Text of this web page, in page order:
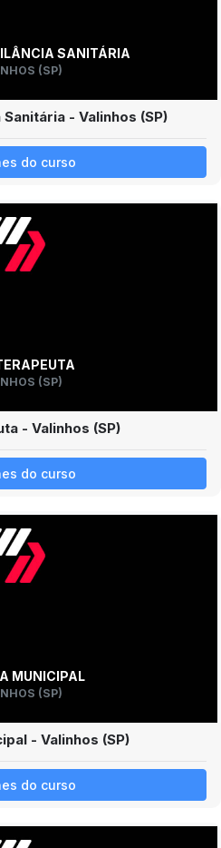
SANITÁRIA
(SP)
- Valinhos (SP)
do curso
(SP)
- Valinhos (SP)
do curso
MUNICIPAL
(SP)
- Valinhos (SP)
do curso